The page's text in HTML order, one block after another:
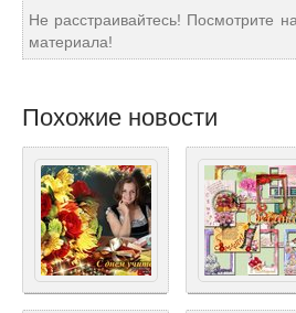
Не расстраивайтесь! Посмотрите
материала!
Похожие новости